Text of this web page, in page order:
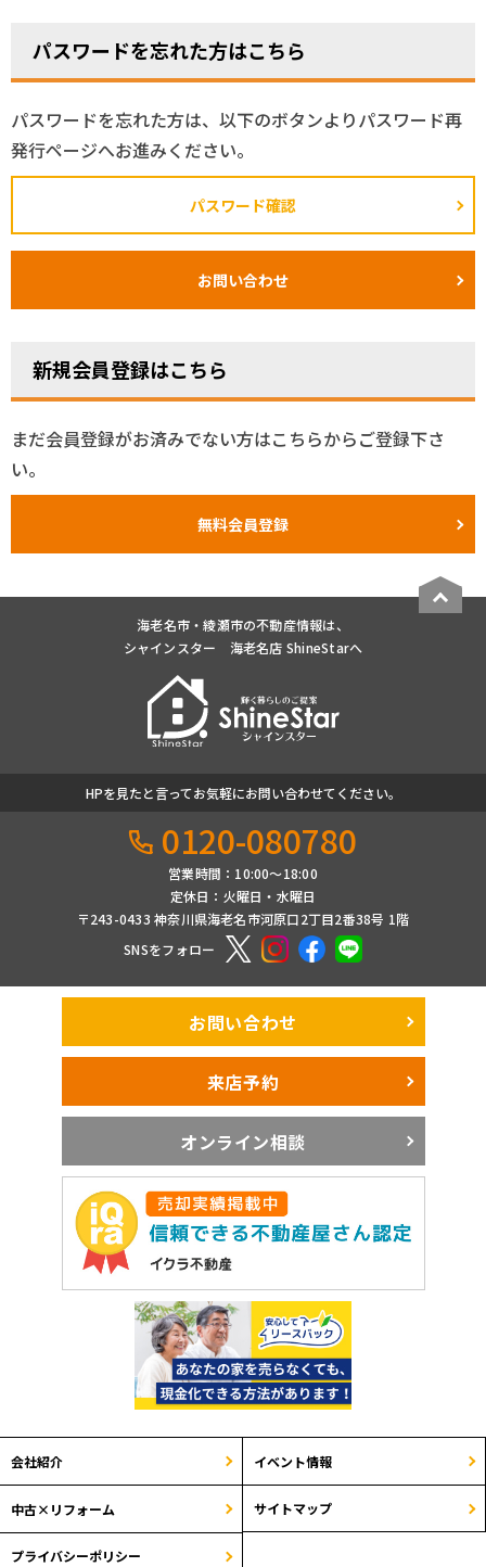
新規会員登録はこちら
まだ会員登録がお済みでない方はこちらからご登録下さ
い。
無料会員登録
パスワードを忘れた方はこちら
パスワードを忘れた方は、以下のボタンよりパスワード再
発行ページへお進みください。
パスワード確認
お問い合わせ
海老名市・綾瀬市の不動産情報は、
シャインスター 海老名店 ShineStarへ
HPを見たと言ってお気軽にお問い合わせてください。
0120-080780
営業時間：10:00〜18:00
定休日：火曜日・水曜日
〒243-0433 神奈川県海老名市河原口2丁目2番38号 1階
SNSをフォロー
お問い合わせ
来店予約
オンライン相談
会社紹介 イベント情報
中古×リフォーム サイトマップ
プライバシーポリシー